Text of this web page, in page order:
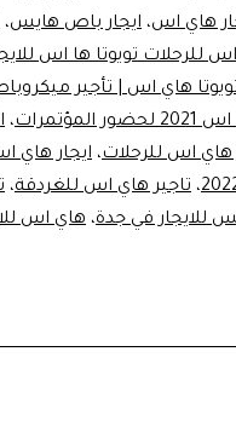
مصر
هاي اس، ايجار باص هايس،
للرحلات تويوتا ها اس
هاي اس | تأجير ميكروباص
،
هاي اس للرحلات، ايجار هاي
، تاجير هاي اس للغردقة،
للايجار في جدة، هاي اس